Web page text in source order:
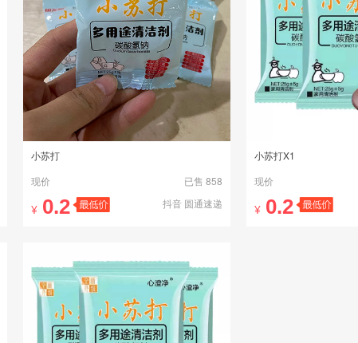
小苏打
现价
已售 858
¥ 0.2 抖音 圆通速递
小苏打X1
现价
¥ 0.2